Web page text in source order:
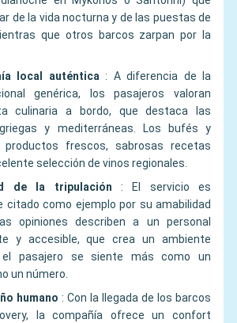
de la vida nocturna y de las puestas de
que otros barcos zarpan por la
local auténtica : A diferencia de la
genérica, los pasajeros valoran
culinaria a bordo, que destaca las
y mediterráneas. Los bufés y
frescos, sabrosas recetas
selección de vinos regionales.
de la tripulación
:
El servicio es
como ejemplo por su amabilidad
opiniones describen a un personal
y accesible, que crea un ambiente
el pasajero se siente más como un
un número.
humano : Con la llegada de los barcos
la compañía ofrece un confort